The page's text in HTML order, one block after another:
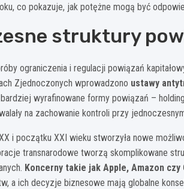
co pokazuje, jak potężne mogą być
struktury
ograniczenia i regulacji powiązań
Zjednoczonych wprowadzono ustawy
wyrafinowane formy powiązań –
na zachowanie kontroli przy
i początku XXI wieku stworzyła nowe
transnarodowe tworzą skomplikowane
Koncerny takie jak Apple, Amazon czy
a ich decyzje biznesowe mają globalne